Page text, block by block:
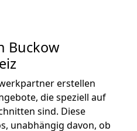
Buckow
erstellen
die speziell auf
sind. Diese
unabhängig davon, ob